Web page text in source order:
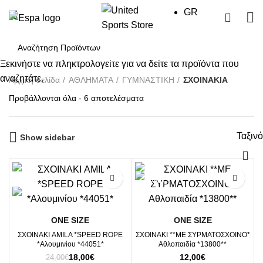
GR
Αρχική σελίδα ΑΘΛΗΜΑΤΑ ΓΥΜΝΑΣΤΙΚΗ
ΣΧΟΙΝΑΚΙΑ
Προβάλλονται όλα - 6 αποτελέσματαSorted
low
Show sidebar
ΟΝΕ SΙΖΕ
ΣΧΟΙΝΑΚΙ AMILA *SPEED ROPE
*Αλουμινίου *44051*
24,00€Original
18,00€Η
ΟΝΕ SΙΖΕ
ΣΧΟΙΝΑΚΙ **ΜΕ ΣΥΡΜΑΤΟΣΧΟΙΝΟ*
Αθλοπαιδία *13800**
12,00€
Ξεκινήστε να πληκτρολογείτε για να δείτε τα προϊόντα που
αναζητάτε.